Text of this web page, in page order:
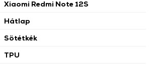
Xiaomi Redmi Note 12S
Hátlap
Sötétkék
TPU